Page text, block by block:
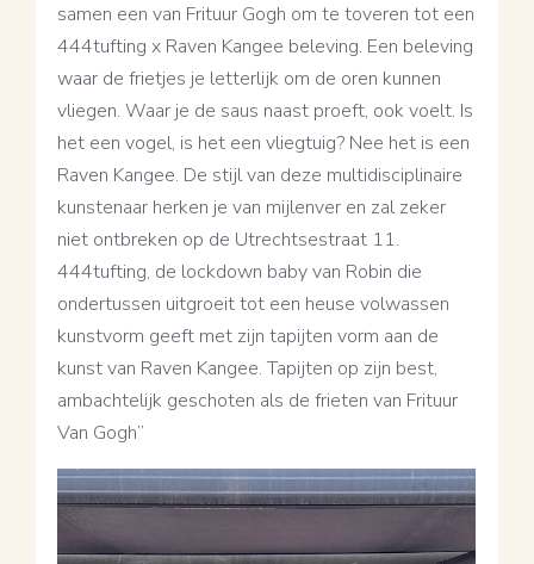
samen een van Frituur Gogh om te toveren tot een
444tufting x Raven Kangee beleving. Een beleving
waar de frietjes je letterlijk om de oren kunnen
vliegen. Waar je de saus naast proeft, ook voelt. Is
het een vogel, is het een vliegtuig? Nee het is een
Raven Kangee. De stijl van deze multidisciplinaire
kunstenaar herken je van mijlenver en zal zeker
niet ontbreken op de Utrechtsestraat 11.
444tufting, de lockdown baby van Robin die
ondertussen uitgroeit tot een heuse volwassen
kunstvorm geeft met zijn tapijten vorm aan de
kunst van Raven Kangee. Tapijten op zijn best,
ambachtelijk geschoten als de frieten van Frituur
Van Gogh”